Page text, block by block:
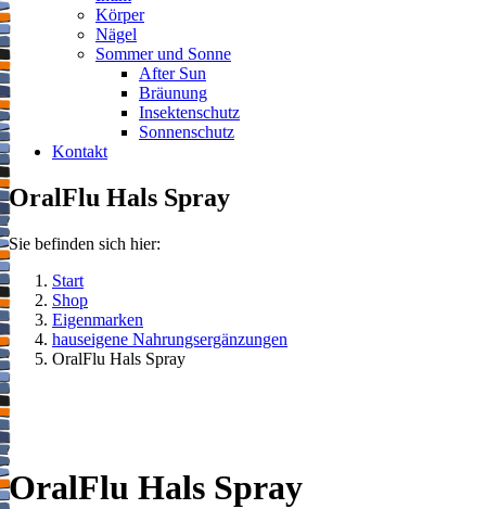
Körper
Nägel
Sommer und Sonne
After Sun
Bräunung
Insektenschutz
Sonnenschutz
Kontakt
OralFlu Hals Spray
Sie befinden sich hier:
Start
Shop
Eigenmarken
hauseigene Nahrungsergänzungen
OralFlu Hals Spray
OralFlu Hals Spray